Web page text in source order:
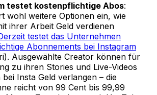
testet kostenpflichtige Abos:
wohl weitere Optionen ein, wie
ihrer Arbeit Geld verdienen
testet das Unternehmen
Abonnements bei Instagram
Ausgewählte Creator können für
zu ihren Stories und Live-Videos
Insta Geld verlangen – die
reicht von 99 Cent bis 99,99